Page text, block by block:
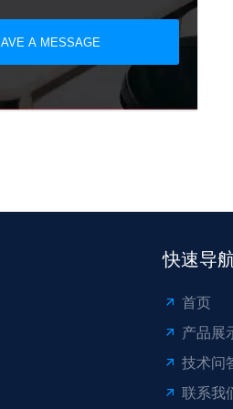
A MESSAGE
快速导
首页
产品展
技术问
联系我